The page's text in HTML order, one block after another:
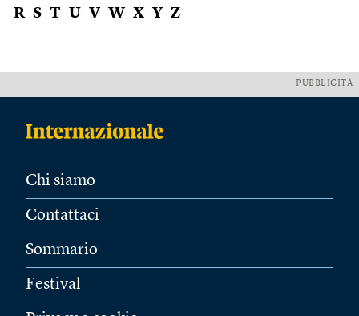
R S T U V W X Y Z
PUBBLICITÀ
Chi siamo
Contattaci
Sommario
Festival